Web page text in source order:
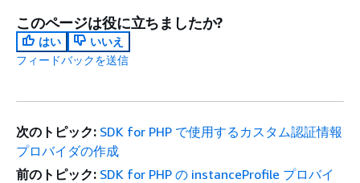
このページは役に立ちましたか?
はい
いいえ
フィードバックを送信
次のトピック: SDK for PHP で使用するカスタム認証情報
プロバイダの作成
前のトピック: SDK for PHP の instanceProfile プロバイ